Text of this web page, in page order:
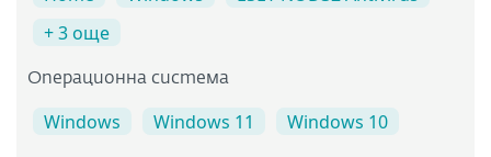
+ 3 още
Операционна система
Windows Windows 11 Windows 10